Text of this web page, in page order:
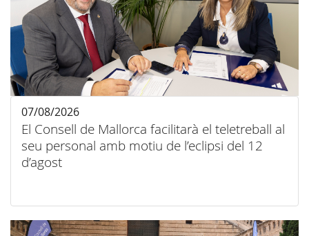
El Consell de Mallorca facilitarà el teletreball al
seu personal amb motiu de l’eclipsi del 12
d’agost
07/08/2026